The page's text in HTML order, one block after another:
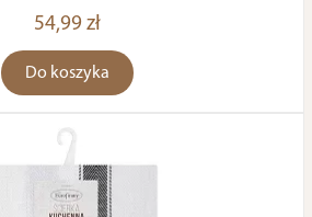
54,99 zł
Do koszyka